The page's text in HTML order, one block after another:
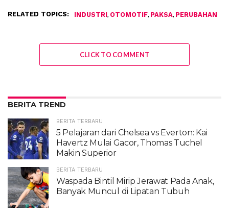
RELATED TOPICS: INDUSTRI, OTOMOTIF, PAKSA, PERUBAHAN
CLICK TO COMMENT
BERITA TREND
BERITA TERBARU
5 Pelajaran dari Chelsea vs Everton: Kai
Havertz Mulai Gacor, Thomas Tuchel
Makin Superior
BERITA TERBARU
Waspada Bintil Mirip Jerawat Pada Anak,
Banyak Muncul di Lipatan Tubuh